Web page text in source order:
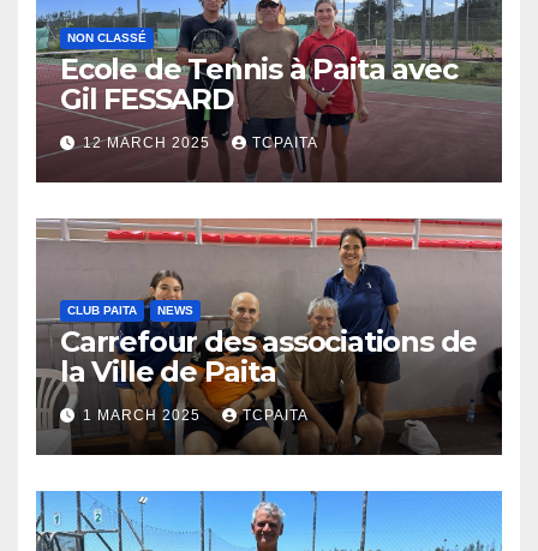
NON CLASSÉ
Ecole de Tennis à Paita avec
Gil FESSARD
12 MARCH 2025 TCPAITA
CLUB PAITA NEWS
Carrefour des associations de
la Ville de Paita
1 MARCH 2025 TCPAITA